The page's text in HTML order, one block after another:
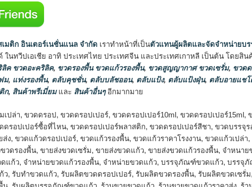
มติก อินเตอร์เนชั่นแนล จำกัด เราทำหน้าที่เป็นตัวแทนผู้ผลิตและจัดจำหน่ายบ
ในทวีปเอเชีย อาทิ ประเทศไทย ประเทศจีน และประเทศเกาหลี เป็นต้น โดยสิ
ลิค ขวดอะคริลิค, ขวดรองพื้น ขวดแก้วรองพื้น, ขวดสูญญากาศ ขวดเซรั่ม, ขวด
ม, แท่งรองพื้น, ตลับคุชชั่น, ตลับบลัชออน, ตลับแป้ง, ตลับแป้งฝุ่น, ตลับอายแชโ
ก, สินค้าพรีเมี่ยมและ สินค้าอื่นๆอีกมากมาย
ปล่า, ขวดดรอป, ขวดดรอปเปอร์, ขวดดรอปเปอร์10ml, ขวดดรอปเปอร์15ml,
ดรอปเปอร์ซื้อที่ไหน, ขวดดรอปเปอร์พลาสติก, ขวดดรอปเปอร์สีชา, ขวดบรรจุ
ง, ขวดแก้วดรอปเปอร์, ขวดแก้วรองพื้น, ขวดแก้วราคาโรงงาน, ขวดแก้วเปล่
วดรองพื้น, ขายส่งขวดเซรั่ม, ขายส่งขวดแก้ว, ขายส่งขวดแก้วรองพื้น, จำหนา
ดแก้ว, จำหน่ายขวดแก้วรองพื้น, จําหน่ายขวดแก้ว, บรรจุภัณฑ์ขวดแก้ว, บรรจุ
ว, รับทำขวดแก้ว, รับผลิตขวดดรอปเปอร์, รับผลิตขวดรองพื้น, รับผลิตขวดเซ